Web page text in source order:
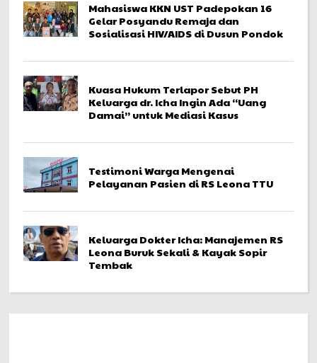
Mahasiswa KKN UST Padepokan 16
Gelar Posyandu Remaja dan
Sosialisasi HIV/AIDS di Dusun Pondok
Kuasa Hukum Terlapor Sebut PH
Keluarga dr. Icha Ingin Ada “Uang
Damai” untuk Mediasi Kasus
Testimoni Warga Mengenai
Pelayanan Pasien di RS Leona TTU
Keluarga Dokter Icha: Manajemen RS
Leona Buruk Sekali & Kayak Sopir
Tembak